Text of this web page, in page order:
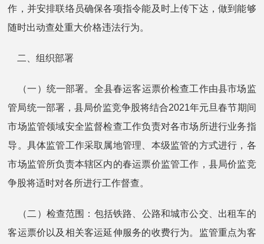
作，并安排联络员确保各项指令能及时上传下达，做到能够
随时出动查处重大价格违法行为。
二、组织部署
（一）统一部署。全县春运客运票价检查工作由县市场监
管局统一部署，县局价监竞争股将结合2021年元旦春节期间
市场监管领域安全监督检查工作负责对各市场所进行业务指
导。具体监管工作采取属地管理、本级监管的方式进行，各
市场监管所负责本辖区内的春运票价监管工作，县局价监竞
争股将适时对各所进行工作督查。
（二）检查范围：包括铁路、公路和城市公交、出租车的
客运票价以及相关客运延伸服务的收费行为。监管重点为客